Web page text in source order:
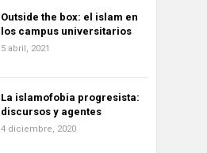
Outside the box: el islam en
los campus universitarios
5 abril, 2021
La islamofobia progresista:
discursos y agentes
4 diciembre, 2020